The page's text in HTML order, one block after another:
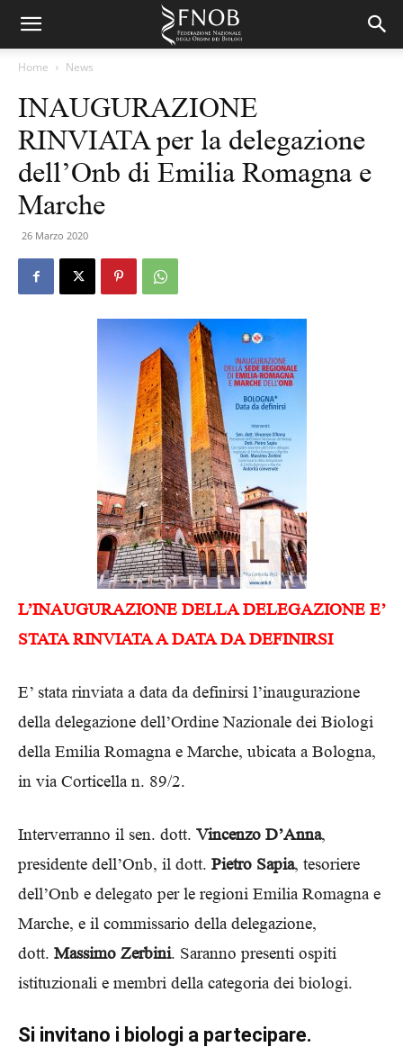
Home News
INAUGURAZIONE
RINVIATA per la delegazione
dell’Onb di Emilia Romagna e
Marche
26 Marzo 2020
L’INAUGURAZIONE DELLA DELEGAZIONE E’
STATA RINVIATA A DATA DA DEFINIRSI
E’ stata rinviata a data da definirsi l’inaugurazione
della delegazione dell’Ordine Nazionale dei Biologi
della Emilia Romagna e Marche, ubicata a Bologna,
in via Corticella n. 89/2.
Interverranno il sen. dott. Vincenzo D’Anna,
presidente dell’Onb, il dott. Pietro Sapia, tesoriere
dell’Onb e delegato per le regioni Emilia Romagna e
Marche, e il commissario della delegazione,
dott. Massimo Zerbini. Saranno presenti ospiti
istituzionali e membri della categoria dei biologi.
Si invitano i biologi a partecipare.